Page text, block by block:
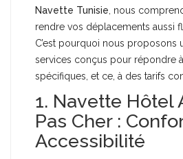
Navette Tunisie , nous
rendre vos déplacements aussi
C’est pourquoi nous proposons
services conçus pour répondre
spécifiques, et ce, à des tarifs
1. Navette Hôtel
Pas Cher :
Accessibilité